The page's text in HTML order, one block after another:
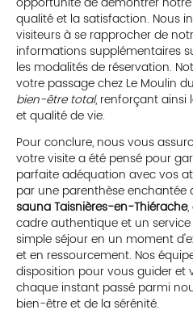
qualité et la satisfaction. Nous
visiteurs à se rapprocher de
informations supplémentaires
les modalités de réservation.
votre passage chez Le Moulin
bien-être total, renforçant ainsi
et qualité de vie.
Pour conclure, nous vous
votre visite a été pensé pour
parfaite adéquation avec vos
par une parenthèse enchantée
sauna Taisnières-en-Thiérache
cadre authentique et un
simple séjour en un moment
et en ressourcement. Nos
disposition pour vous guider et
chaque instant passé parmi
bien-être et de la sérénité.